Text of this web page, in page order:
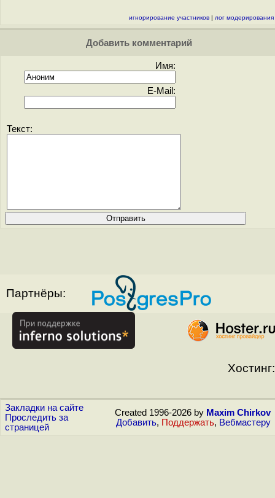
игнорирование участников | лог модерирования
Добавить комментарий
Имя:
E-Mail:
Текст:
Партнёры:
Хостинг:
Закладки на сайте
Проследить за
страницей
Created 1996-2026 by Maxim Chirkov
Добавить, Поддержать, Вебмастеру